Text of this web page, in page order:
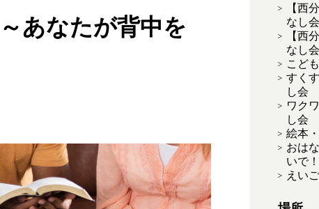
あなたが背中を
【西
なし会
【西
なし会
こど
すく
し会
ワク
し会
絵本
おは
いで！
えい